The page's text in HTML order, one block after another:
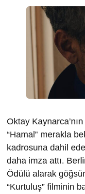
Oktay
“Hamal” merakla
kadrosuna dahil
daha imza attı.
Ödülü alarak
“Kurtuluş” filminin